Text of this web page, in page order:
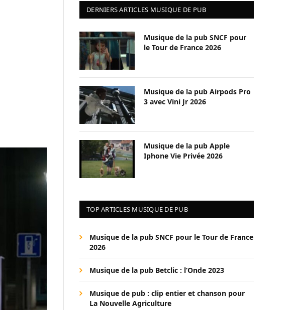
DERNIERS ARTICLES MUSIQUE DE PUB
Musique de la pub SNCF pour
le Tour de France 2026
Musique de la pub Airpods Pro
3 avec Vini Jr 2026
Musique de la pub Apple
Iphone Vie Privée 2026
TOP ARTICLES MUSIQUE DE PUB
Musique de la pub SNCF pour le Tour de France
2026
Musique de la pub Betclic : l’Onde 2023
Musique de pub : clip entier et chanson pour
La Nouvelle Agriculture